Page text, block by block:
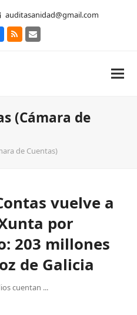
auditasanidad@gmail.com
RSS Correo
(Cámara de
de Cuentas)
vuelve a
por
203 millones
de Galicia
cuentan ...